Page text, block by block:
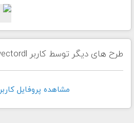
طرح های دیگر توسط کاربر vectordl
مشاهده پروفايل کاربر vectordl